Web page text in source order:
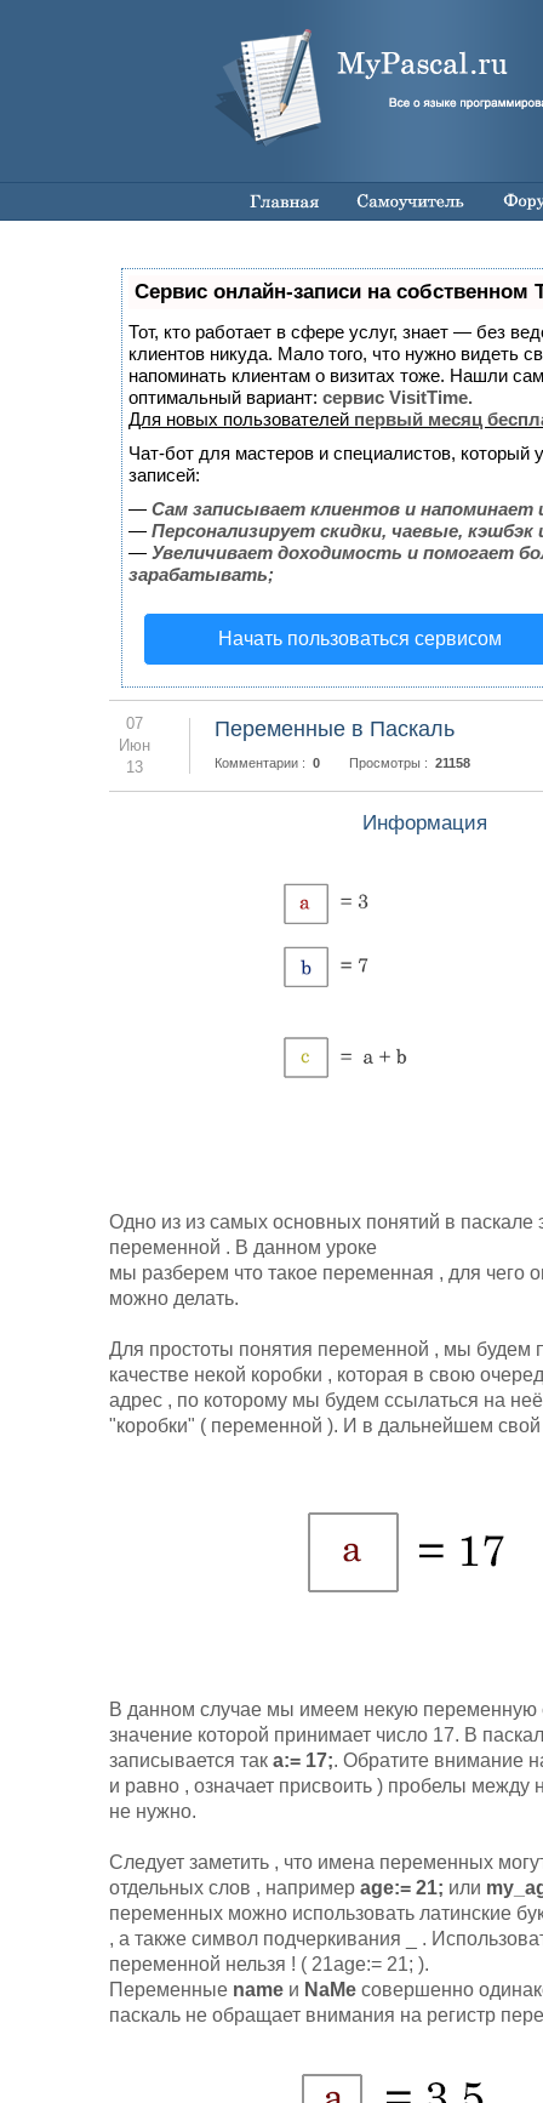
Сервис онлайн-записи на собственном
Тот, кто работает в сфере услуг, знает — без
клиентов никуда. Мало того, что нужно видеть
напоминать клиентам о визитах тоже. Нашли
оптимальный вариант: сервис VisitTime.
Для новых пользователей первый месяц
Чат-бот для мастеров и специалистов, который
записей:
— Сам записывает клиентов и напоминает
— Персонализирует скидки, чаевые,
— Увеличивает доходимость и помогает
зарабатывать;
Начать пользоваться сервисом
07
Июн
13
Переменные в Паскаль
Комментарии : 0Просмотры : 21158
Информация
Одно из из самых основных понятий в паскале
переменной . В данном уроке
мы разберем что такое переменная , для чего
можно делать.
Для простоты понятия переменной , мы будем
качестве некой коробки , которая в свою
адрес , по которому мы будем ссылаться на
"коробки" ( переменной ). И в дальнейшем свой
В данном случае мы имеем некую переменную
значение которой принимает число 17. В
записывается так a:= 17;. Обратите внимание
и равно , означает присвоить ) пробелы между
не нужно.
Следует заметить , что имена переменных
отдельных слов , например age:= 21; или
переменных можно использовать латинские
, а также символ подчеркивания _ .
переменной нельзя ! ( 21age:= 21; ).
Переменные name и NaMe совершенно
паскаль не обращает внимания на регистр